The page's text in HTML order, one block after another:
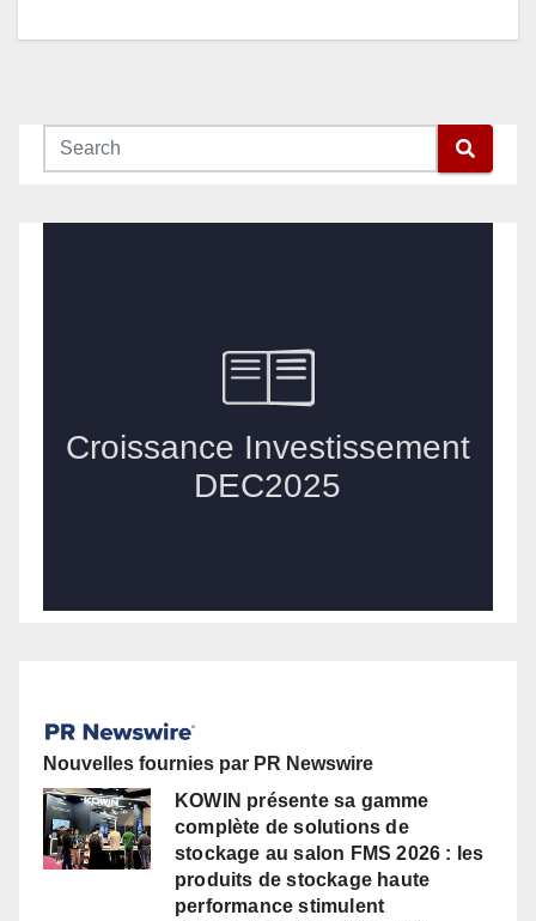
Nouvelles fournies par PR Newswire
KOWIN présente sa gamme
complète de solutions de
stockage au salon FMS 2026 : les
produits de stockage haute
performance stimulent